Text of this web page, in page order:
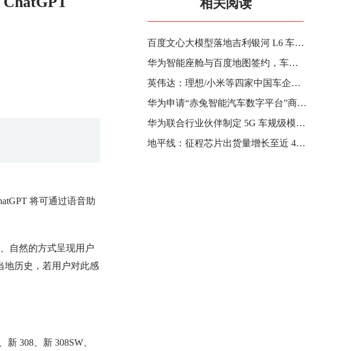
将可通过语音助
自然的方式呈现用户
地历史，若用户对此感
308、新 308SW、
相关阅读
百度文心大模型落地吉利银河 L6 车型，支持 AI 对话功能
华为智能座舱与百度地图签约，车道级导航、红绿灯倒计时等将陆续上车
英伟达：理想/小米等四家中国车企将采用其自动驾驶芯片平台
华为申请“赤兔智能汽车数字平台”商标，分类包括汽车底盘、自动驾驶汽车等
华为联合行业伙伴制定 5G 车规级模组 Uu 口通信认证标准，发布首批三款模组
地平线：征程芯片出货量增长至近 400 万片，合作车企超过 25 家